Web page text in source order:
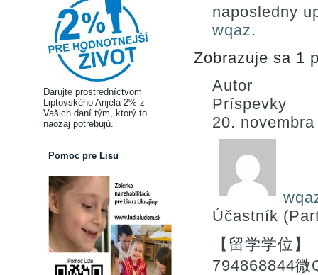
Darujte prostredníctvom
Liptovského Anjela 2% z
Vašich daní tým, ktorý to
naozaj potrebujú.
Pomoc pre Lisu
naposledny
wqaz.
Zobrazuje sa 1
Autor
Príspevky
20.
Účastník
【留学学位
794868844微